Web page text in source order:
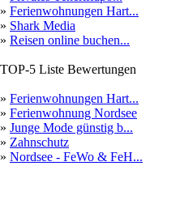
» Ferienwohnungen Hart...
» Shark Media
» Reisen online buchen...
TOP-5 Liste Bewertungen
» Ferienwohnungen Hart...
» Ferienwohnung Nordsee
» Junge Mode günstig b...
» Zahnschutz
» Nordsee - FeWo & FeH...